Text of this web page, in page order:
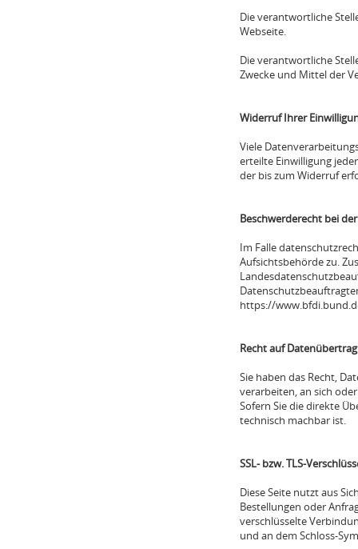
Die verantwortliche
Webseite.
Die verantwortliche
Zwecke und Mittel der
Widerruf Ihrer
Viele
erteilte Einwilligung
der bis zum Widerruf
Beschwerderecht bei
Im Falle
Aufsichtsbehörde zu.
https://
Recht auf
Sie haben das Recht,
verarbeiten, an sich
Sofern Sie die direkte
technisch machbar ist.
SSL- bzw. TLS-
Diese Seite nutzt aus
Bestellungen oder
verschlüsselte
und an dem Schloss-